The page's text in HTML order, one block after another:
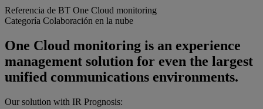
Referencia de BT One Cloud monitoring
Categoría Colaboración en la nube
One Cloud monitoring is an experience
management solution for even the largest
unified communications environments.
Our solution with IR Prognosis: